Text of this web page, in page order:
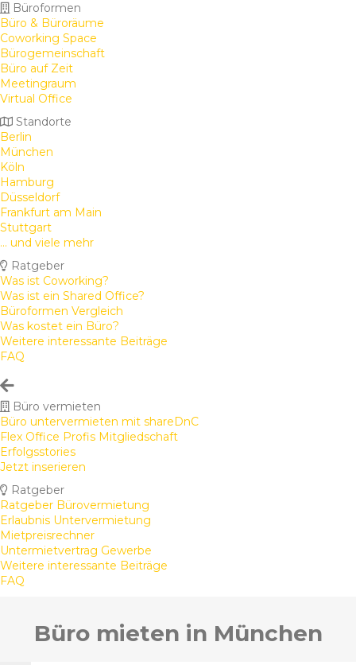
Büroformen
Büro & Büroräume
Coworking Space
Bürogemeinschaft
Büro auf Zeit
Meetingraum
Virtual Office
Standorte
Berlin
München
Köln
Hamburg
Düsseldorf
Frankfurt am Main
Stuttgart
... und viele mehr
Ratgeber
Was ist Coworking?
Was ist ein Shared Office?
Büroformen Vergleich
Was kostet ein Büro?
Weitere interessante Beiträge
FAQ
Büro vermieten
Büro untervermieten mit shareDnC
Flex Office Profis Mitgliedschaft
Erfolgsstories
Jetzt inserieren
Ratgeber
Ratgeber Bürovermietung
Erlaubnis Untervermietung
Mietpreisrechner
Untermietvertrag Gewerbe
Weitere interessante Beiträge
FAQ
Büro mieten in München